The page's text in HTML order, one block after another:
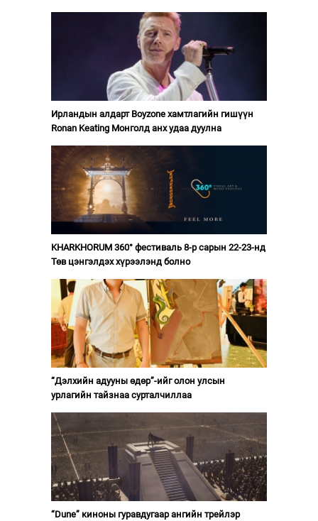
Ирландын алдарт Boyzone хамтлагийн гишүүн
Ronan Keating Монголд анх удаа дуулна
KHARKHORUM 360° фестиваль 8-р сарын 22-23-нд
Төв цэнгэлдэх хүрээлэнд болно
“Дэлхийн адууны өдөр”-ийг олон улсын
урлагийн тайзнаа сурталчиллаа
“Dune” киноны гуравдугаар ангийн трейлэр